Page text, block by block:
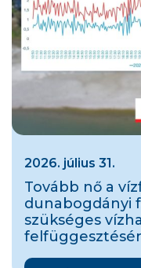
2026. július 31.
Tovább nő a
dunabogdányi
szükséges